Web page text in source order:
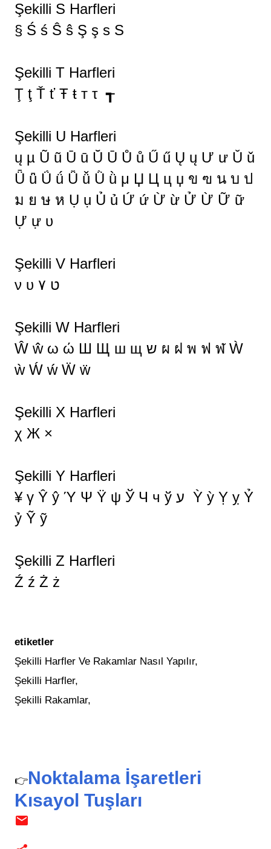
Şekilli S Harfleri
§ Ś ś Ŝ ŝ Ş ş ѕ S
Şekilli T Harfleri
Ţ ţ Ť ť Ŧ ŧ т τ ┱
Şekilli U Harfleri
ų µ Ũ ũ Ū ū Ŭ Ū Ů ů Ű ű Ų ų Ư ư Ǔ ǔ
Ǖ ǖ Ǘ ǘ Ǚ ǚ Ǜ ǜ μ Џ Ц ц џ ข ฃ น บ ป
ม ย ษ ห Ụ ụ Ủ ủ Ứ ứ Ừ ừ Ử Ừ Ữ ữ
Ự ự υ
Şekilli V Harfleri
Şekilli W Harfleri
Ŵ ŵ ω ώ Ш Щ ш щ ש ผ ฝ พ ฟ ฬ Ẁ
ẁ Ẃ ẃ Ẅ ẅ
Şekilli X Harfleri
χ Ж ×
Şekilli Y Harfleri
¥ γ Ŷ ŷ Ύ Ψ Ϋ ψ Ў Ч ч ў ע Ỳ ỳ Ỵ ỵ Ỷ
ỷ Ỹ ỹ
Şekilli Z Harfleri
Ź ź Ż ż
etiketler
Şekilli Harfler Ve Rakamlar Nasıl Yapılır,
Şekilli Harfler,
Şekilli Rakamlar,
👉Noktalama İşaretleri
Kısayol Tuşları